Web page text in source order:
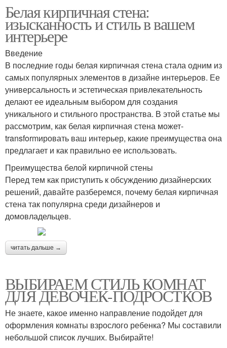
Белая кирпичная стена:
изысканность и стиль в вашем
интерьере
Введение
В последние годы белая кирпичная стена стала одним из
самых популярных элементов в дизайне интерьеров. Ее
универсальность и эстетическая привлекательность
делают ее идеальным выбором для создания
уникального и стильного пространства. В этой статье мы
рассмотрим, как белая кирпичная стена может-
transformировать ваш интерьер, какие преимущества она
предлагает и как правильно ее использовать.
Преимущества белой кирпичной стены
Перед тем как приступить к обсуждению дизайнерских
решений, давайте разберемся, почему белая кирпичная
стена так популярна среди дизайнеров и
домовладельцев.
читать дальше →
ВЫБИРАЕМ СТИЛЬ КОМНАТ
ДЛЯ ДЕВОЧЕК-ПОДРОСТКОВ
Не знаете, какое именно направление подойдет для
оформления комнаты взрослого ребенка? Мы составили
небольшой список лучших. Выбирайте!